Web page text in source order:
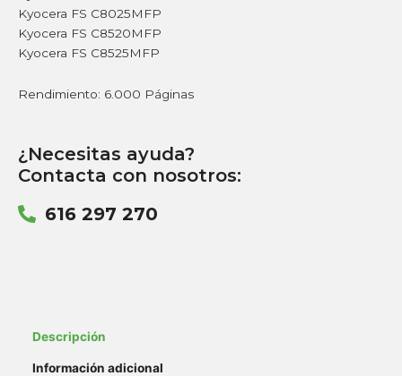
Kyocera FS C8025MFP
Kyocera FS C8520MFP
Kyocera FS C8525MFP
Rendimiento: 6.000 Páginas
¿Necesitas ayuda?
Contacta con nosotros:
616 297 270
Descripción
Información adicional